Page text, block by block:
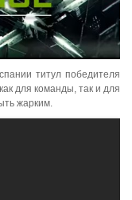
титул победителя
для команды, так и для
жарким.